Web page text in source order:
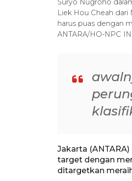
Suryo Nugroho
Liek Hou Cheah dari
harus puas dengan
ANTARA/HO-NPC
Jakarta
target dengan
ditargetkan